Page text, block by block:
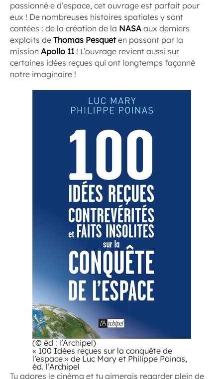
passionné·e d’espace, cet ouvrage est parfait pour
eux ! De nombreuses histoires spatiales y sont
contées : de la création de la NASA aux derniers
exploits de Thomas Pesqueten passant par la
mission Apollo 11 ! L’ouvrage revient aussi sur
certaines idées reçues qui ont longtemps façonné
notre imaginaire !
(© éd : l’Archipel)
« 100 Idées reçues sur la conquête de
l’espace » de Luc Mary et Philippe Poinas,
éd. l’Archipel
Tu adores le cinéma et tu aimerais regarder plein de